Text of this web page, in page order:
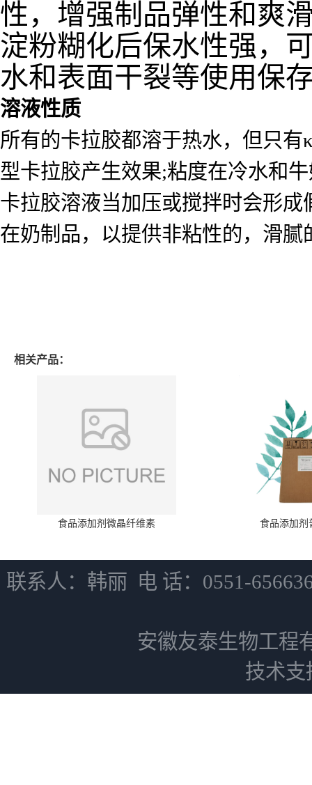
性，增强制品弹性和爽
淀粉糊化后保水性强，
水和表面干裂等使用保
溶液性质
所有的卡拉胶都溶于热水，但只
型卡拉胶产生效果;粘度在冷水和
卡拉胶溶液当加压或搅拌时会形
在奶制品，以提供非粘性的，滑腻
相关产品：
食品添加剂微晶纤维素 食品添加剂
联系人：韩丽 电 话：0551-
安徽友泰生物工程
技术